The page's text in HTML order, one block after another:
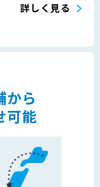
詳しく見る
から
可能